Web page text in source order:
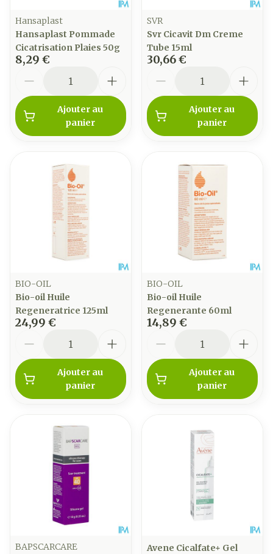
Hansaplast
Hansaplast Pommade
Cicatrisation Plaies 50g
8,29 €
Ajouter au
panier
SVR
Svr Cicavit Dm Creme
Tube 15ml
30,66 €
Ajouter au
panier
BIO-OIL
Bio-oil Huile
Regeneratrice 125ml
24,99 €
Ajouter au
panier
BIO-OIL
Bio-oil Huile
Regenerante 60ml
14,89 €
Ajouter au
panier
BAPSCARCARE
Avene Cicalfate+ Gel